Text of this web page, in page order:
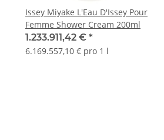
Issey Miyake L'Eau D'Issey Pour
Femme Shower Cream 200ml
1.233.911,42 € *
6.169.557,10 € pro 1 l